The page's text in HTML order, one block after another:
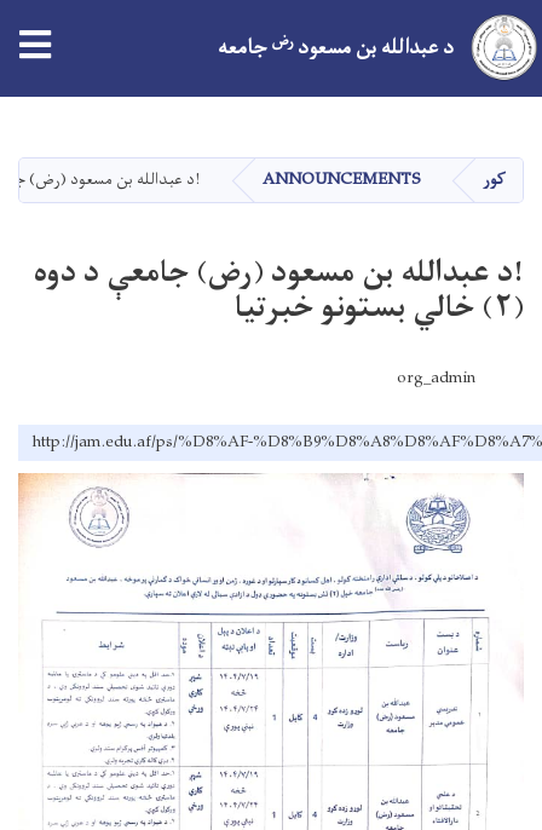
دانګل
د عبدالله بن مسعودرضجامعه
کور ANNOUNCEMENTS !د عبدالله بن مسعود (رض) جامعې د دوه (۲)
!د عبدالله بن مسعود (رض) جامعې د دوه
(۲) خالي بستونو خبرتیا
org_admin
http://jam.edu.af/ps/%D8%AF-